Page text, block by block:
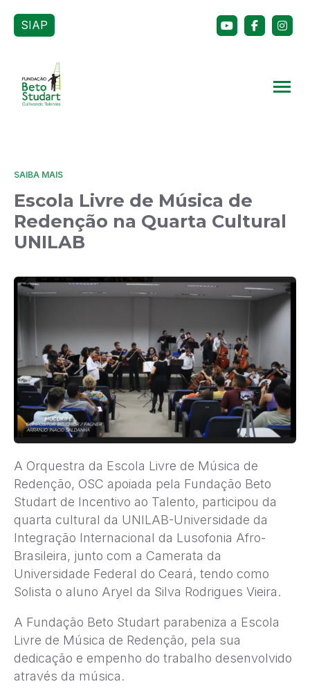
SIAP
SAIBA MAIS
Escola Livre de Música de
Redenção na Quarta Cultural
UNILAB
A Orquestra da Escola Livre de Música de
Redenção, OSC apoiada pela Fundação Beto
Studart de Incentivo ao Talento, participou da
quarta cultural da UNILAB-Universidade da
Integração Internacional da Lusofonia Afro-
Brasileira, junto com a Camerata da
Universidade Federal do Ceará, tendo como
Solista o aluno Aryel da Silva Rodrigues Vieira.
A Fundação Beto Studart parabeniza a Escola
Livre de Música de Redenção, pela sua
dedicação e empenho do trabalho desenvolvido
através da música.